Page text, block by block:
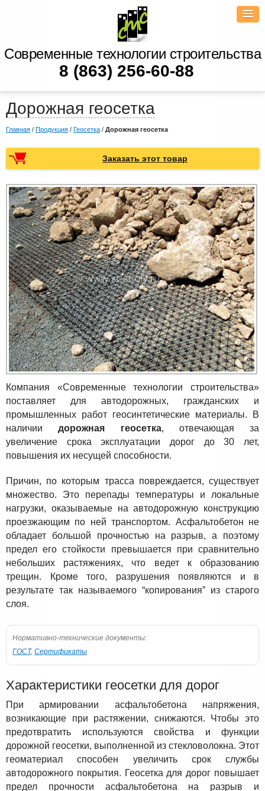
Современные технологии строительства
8 (863) 256-60-88
Дорожная геосетка
Главная / Продукция / Геосетка / Дорожная геосетка
Заказать этот товар
Компания «Современные технологии строительства»
поставляет для автодорожных, гражданских и
промышленных работ геосинтетические материалы. В
наличиидорожная геосетка, отвечающая за
увеличение срока эксплуатации дорог до 30 лет,
повышения их несущей способности.
Причин, по которым трасса повреждается, существует
множество. Это перепады температуры и локальные
нагрузки, оказываемые на автодорожную конструкцию
проезжающим по ней транспортом. Асфальтобетон не
обладает большой прочностью на разрыв, а поэтому
предел его стойкости превышается при сравнительно
небольших растяжениях, что ведет к образованию
трещин. Кроме того, разрушения появляются и в
результате так называемого “копирования” из старого
слоя.
Нормативно-технические документы:
ГОСТ, Сертификаты
Характеристики геосетки для дорог
При армировании асфальтобетона напряжения,
возникающие при растяжении, снижаются. Чтобы это
предотвратить используются свойства и функции
дорожной геосетки, выполненной из стекловолокна. Этот
геоматериал способен увеличить срок службы
автодорожного покрытия. Геосетка для дорог повышает
предел прочности асфальтобетона на разрыв и